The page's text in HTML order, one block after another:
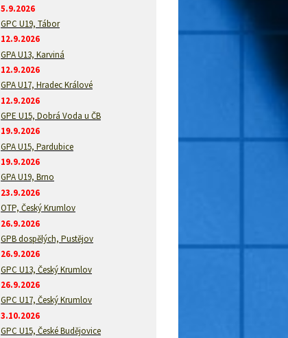
5.9.2026
GPC U19, Tábor
12.9.2026
GPA U13, Karviná
12.9.2026
GPA U17, Hradec Králové
12.9.2026
GPE U15, Dobrá Voda u ČB
19.9.2026
GPA U15, Pardubice
19.9.2026
GPA U19, Brno
23.9.2026
OTP, Český Krumlov
26.9.2026
GPB dospělých, Pustějov
26.9.2026
GPC U13, Český Krumlov
26.9.2026
GPC U17, Český Krumlov
3.10.2026
GPC U15, České Budějovice